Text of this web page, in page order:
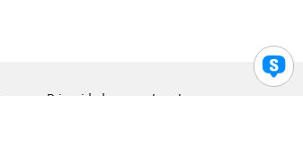
Privacidad Legal